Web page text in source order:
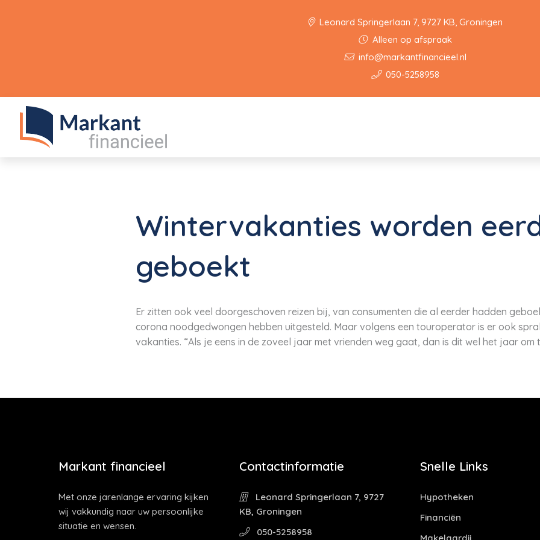
Leonard Springerlaan 7, 9727 KB, Groningen
Alleen op afspraak
info@markantfinancieel.nl
050-5258958
Wintervakanties worden
geboekt
Er zitten ook veel doorgeschoven reizen bij, van consumenten die al eerder hadden
corona noodgedwongen hebben uitgesteld. Maar volgens een touroperator is er ook
vakanties. “Als je eens in de zoveel jaar met vrienden weg gaat, dan is dit wel het jaar om
Markant financieel
Met onze jarenlange ervaring kijken
wij vakkundig naar uw persoonlijke
situatie en wensen.
Contactinformatie
Leonard Springerlaan 7, 9727
KB, Groningen
050-5258958
Snelle Links
Hypotheken
Financiën